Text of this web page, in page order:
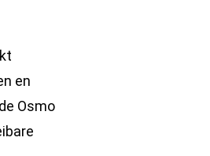
en
Osmo